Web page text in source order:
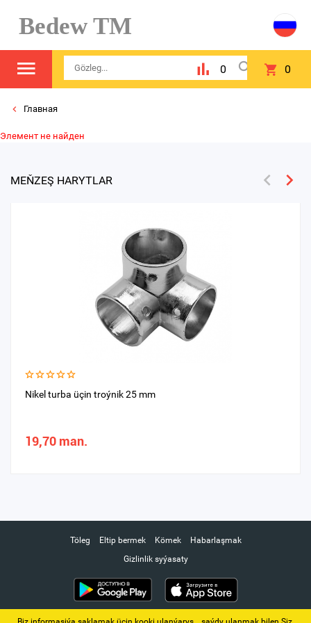
Bedew TM
0 0
Главная
Элемент не найден
MEŇZEŞ HARYTLAR
Nikel turba üçin troýnik 25 mm
19,70 man.
Töleg Eltip bermek Kömek
Habarlaşmak
Gizlinlik syýasaty